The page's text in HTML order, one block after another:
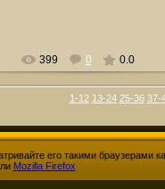
399 0 0.0
1-12 13-24 25-36 37-
его такими браузерами
Mozilla Firefox